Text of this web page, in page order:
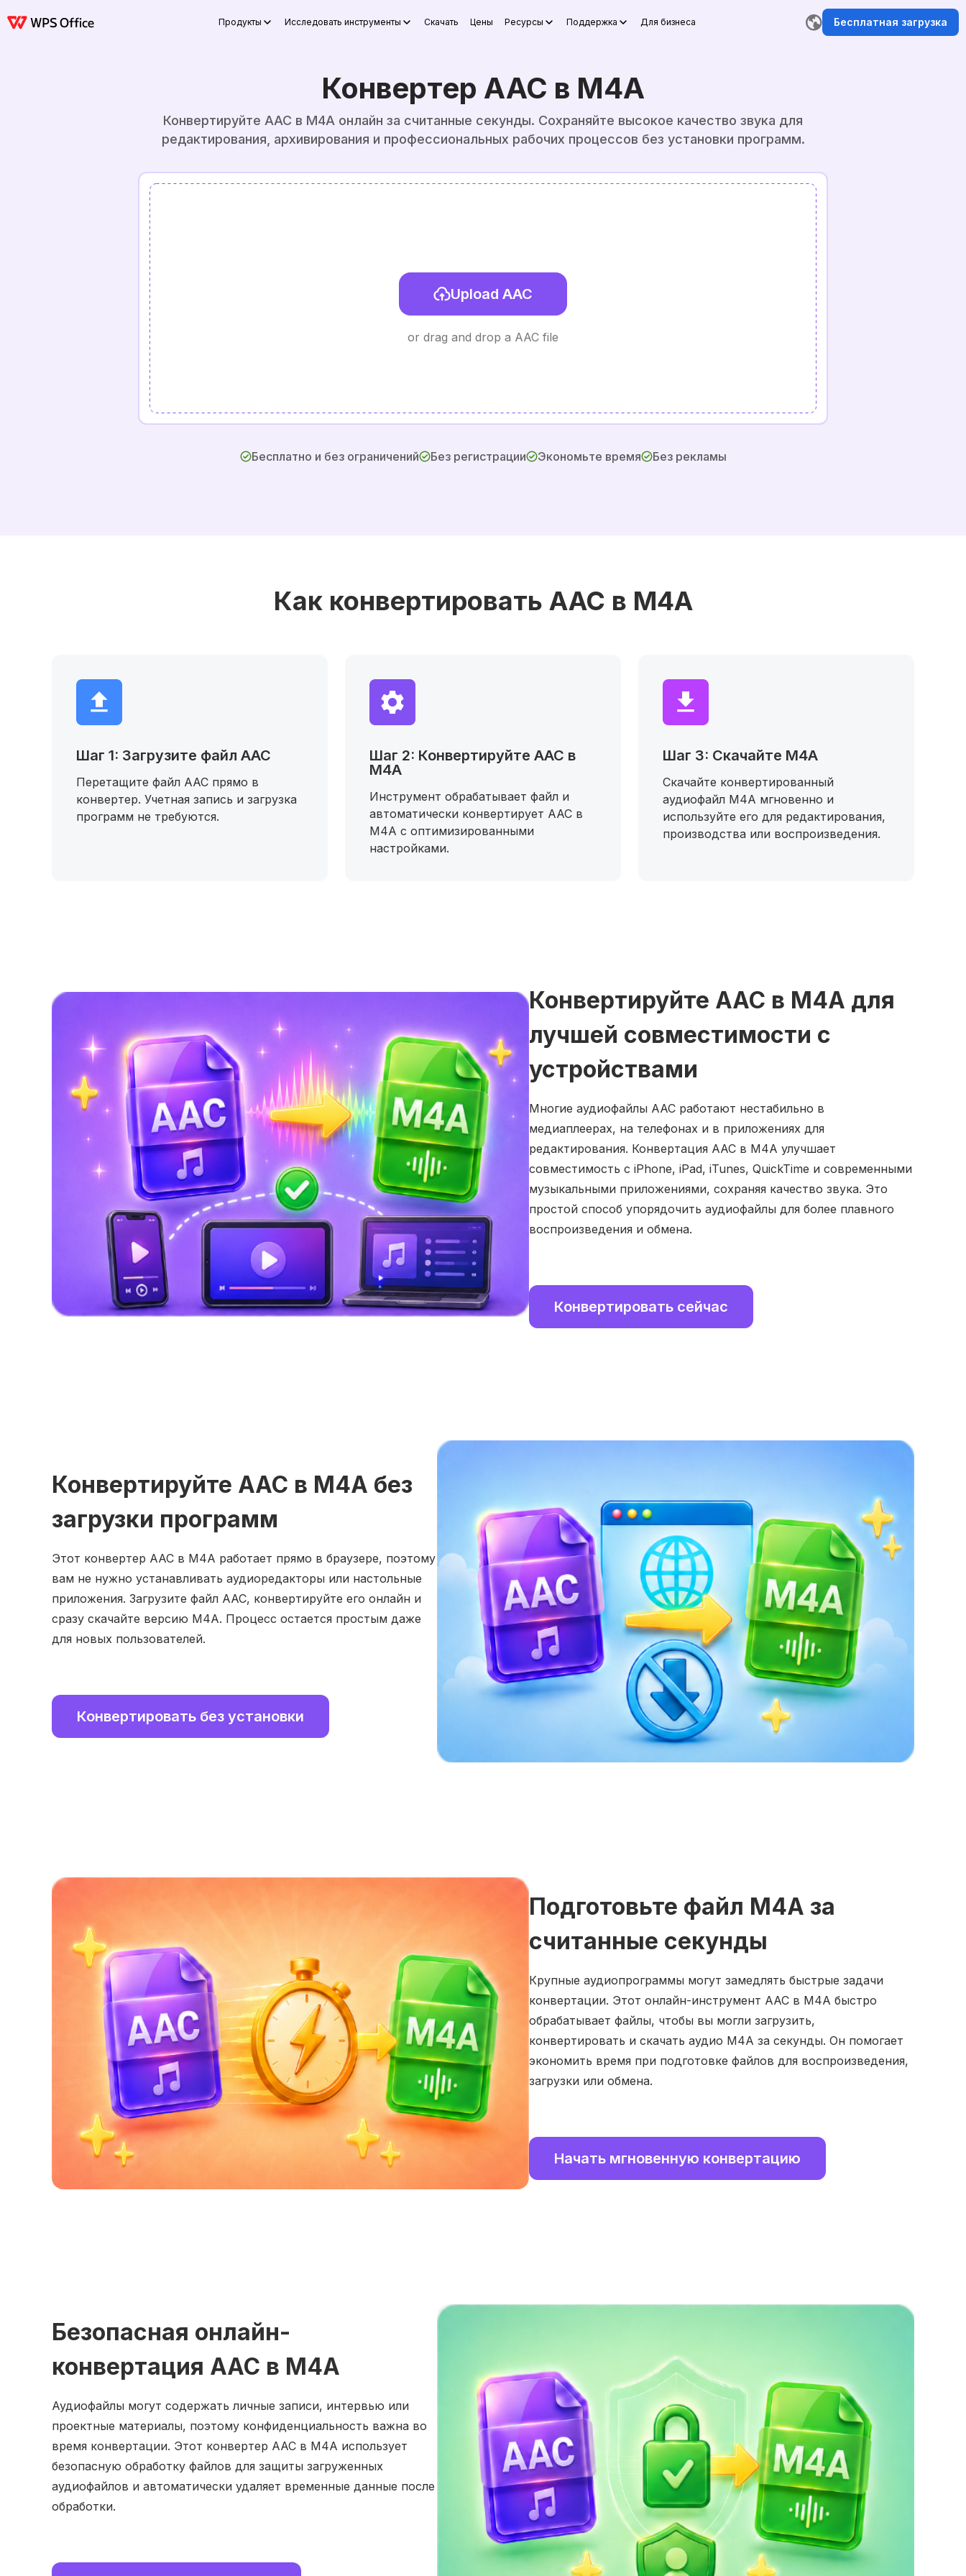
Продукты Исследовать инструменты Скачать Цены Ресурсы Поддержка Для бизнеса Бесплатная загрузка
Конвертер AAC в M4A
Конвертируйте AAC в M4A онлайн за считанные секунды. Сохраняйте высокое качество звука для
редактирования, архивирования и профессиональных рабочих процессов без установки программ.
Upload AAC
or drag and drop a AAC file
Бесплатно и без ограничений Без регистрации Экономьте время Без рекламы
Как конвертировать AAC в M4A
Шаг 1: Загрузите файл AAC
Перетащите файл AAC прямо в
конвертер. Учетная запись и загрузка
программ не требуются.
Шаг 2: Конвертируйте AAC в
M4A
Инструмент обрабатывает файл и
автоматически конвертирует AAC в
M4A с оптимизированными
настройками.
Шаг 3: Скачайте M4A
Скачайте конвертированный
аудиофайл M4A мгновенно и
используйте его для редактирования,
производства или воспроизведения.
Конвертируйте AAC в M4A для
лучшей совместимости с
устройствами
Многие аудиофайлы AAC работают нестабильно в
медиаплеерах, на телефонах и в приложениях для
редактирования. Конвертация AAC в M4A улучшает
совместимость с iPhone, iPad, iTunes, QuickTime и современными
музыкальными приложениями, сохраняя качество звука. Это
простой способ упорядочить аудиофайлы для более плавного
воспроизведения и обмена.
Конвертировать сейчас
Конвертируйте AAC в M4A без
загрузки программ
Этот конвертер AAC в M4A работает прямо в браузере, поэтому
вам не нужно устанавливать аудиоредакторы или настольные
приложения. Загрузите файл AAC, конвертируйте его онлайн и
сразу скачайте версию M4A. Процесс остается простым даже
для новых пользователей.
Конвертировать без установки
Подготовьте файл M4A за
считанные секунды
Крупные аудиопрограммы могут замедлять быстрые задачи
конвертации. Этот онлайн-инструмент AAC в M4A быстро
обрабатывает файлы, чтобы вы могли загрузить,
конвертировать и скачать аудио M4A за секунды. Он помогает
экономить время при подготовке файлов для воспроизведения,
загрузки или обмена.
Начать мгновенную конвертацию
Безопасная онлайн-
конвертация AAC в M4A
Аудиофайлы могут содержать личные записи, интервью или
проектные материалы, поэтому конфиденциальность важна во
время конвертации. Этот конвертер AAC в M4A использует
безопасную обработку файлов для защиты загруженных
аудиофайлов и автоматически удаляет временные данные после
обработки.